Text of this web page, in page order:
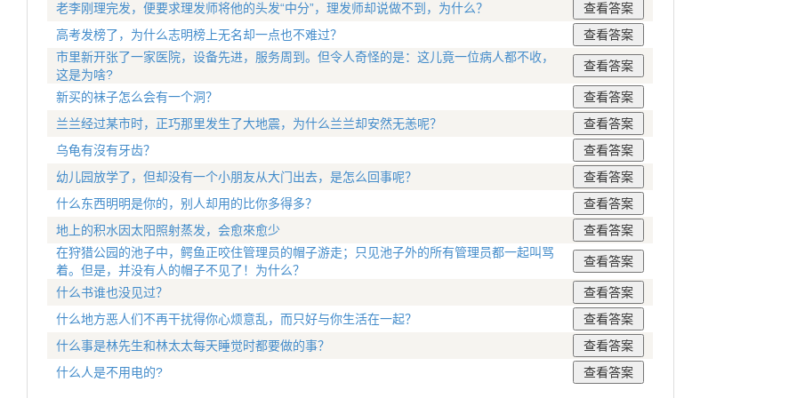
老李刚理完发，便要求理发师将他的头发“中分”，理发师却说做不到，为什么？
高考发榜了，为什么志明榜上无名却一点也不难过？
市里新开张了一家医院，设备先进，服务周到。但令人奇怪的是：这儿竟一位病人都不收，
这是为啥?
新买的袜子怎么会有一个洞？
兰兰经过某市时，正巧那里发生了大地震，为什么兰兰却安然无恙呢？
乌龟有沒有牙齿？
幼儿园放学了，但却没有一个小朋友从大门出去，是怎么回事呢？
什么东西明明是你的，别人却用的比你多得多？
地上的积水因太阳照射蒸发，会愈來愈少
在狩猎公园的池子中，鳄鱼正咬住管理员的帽子游走；只见池子外的所有管理员都一起叫骂
着。但是，并没有人的帽子不见了！为什么？
什么书谁也没见过？
什么地方恶人们不再干扰得你心烦意乱，而只好与你生活在一起？
什么事是林先生和林太太每天睡觉时都要做的事？
什么人是不用电的?